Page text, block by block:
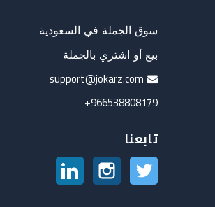
سوق الجملة في السعودية
بيع أو اشتري بالجملة
support@jokarz.com
966538808179+
تابعنا
تويتر انستغرام